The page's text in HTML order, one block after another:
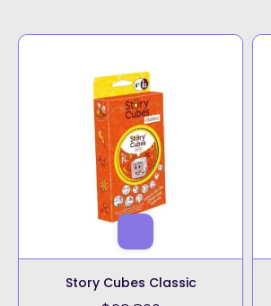
Story Cubes Classic